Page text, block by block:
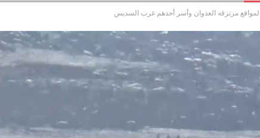
مرتزقه العدوان وأسر أحدهم غرب السديس